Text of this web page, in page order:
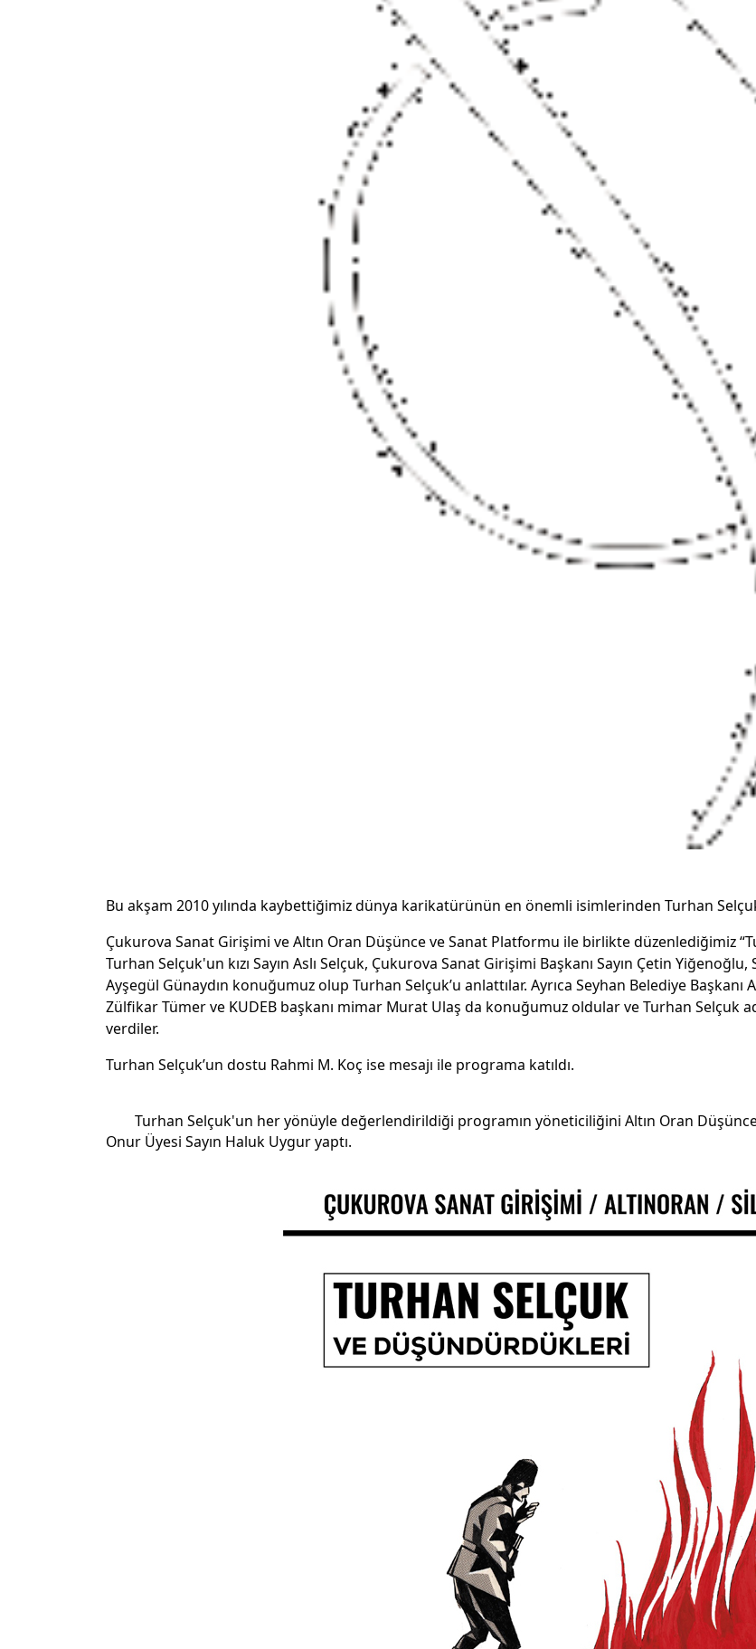
Bu akşam 2010 yılında kaybettiğimiz dünya karikatürünün en önemli isimlerinden Turhan
Çukurova Sanat Girişimi ve Altın Oran Düşünce ve Sanat Platformu ile birlikte düzenlediğimiz
Turhan Selçuk'un kızı Sayın Aslı Selçuk, Çukurova Sanat Girişimi Başkanı Sayın Çetin
Ayşegül Günaydın konuğumuz olup Turhan Selçuk’u anlattılar. Ayrıca Seyhan Belediye Başkanı
Zülfikar Tümer ve KUDEB başkanı mimar Murat Ulaş da konuğumuz oldular ve Turhan Selçuk
verdiler.
Turhan Selçuk’un dostu Rahmi M. Koç ise mesajı ile programa katıldı.
Onur Üyesi Sayın Haluk Uygur yaptı.